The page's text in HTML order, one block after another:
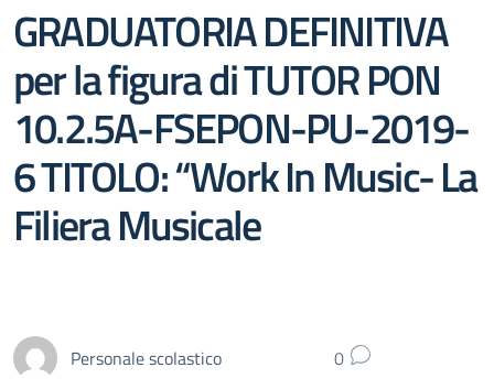
GRADUATORIA DEFINITIVA
per la figura di TUTOR PON
10.2.5A-FSEPON-PU-2019-
6 TITOLO: “Work In Music- La
Filiera Musicale
Personale scolastico 0